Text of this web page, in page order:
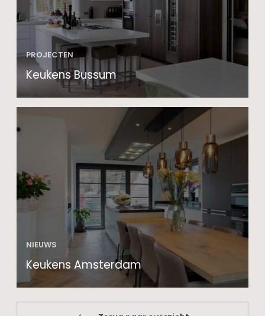
PROJECTEN
Keukens Bussum
NIEUWS
Keukens Amsterdam